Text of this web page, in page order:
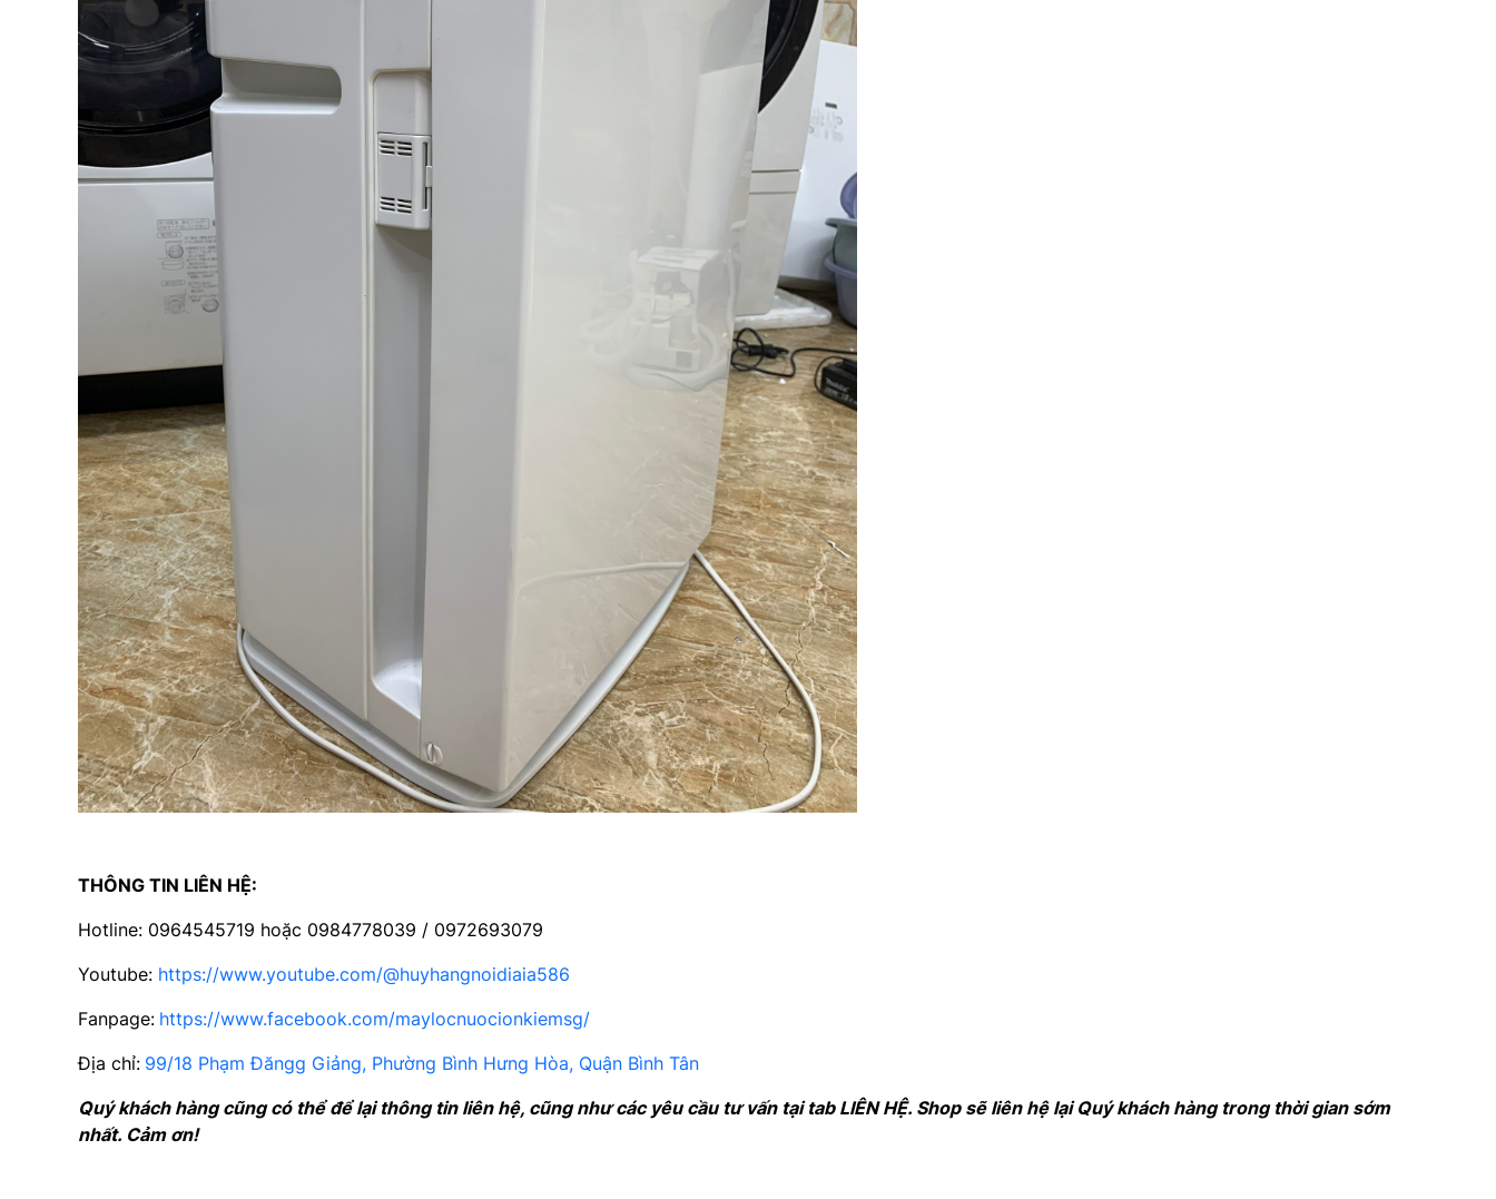
THÔNG TIN LIÊN HỆ:
Hotline: 0964545719 hoặc 0984778039 / 0972693079
Youtube: https://www.youtube.com/@huyhangnoidiaia586
Fanpage: https://www.facebook.com/maylocnuocionkiemsg/
Địa chỉ: 99/18 Phạm Đăngg Giảng, Phường Bình Hưng Hòa, Quận Bình Tân
Quý khách hàng cũng có thể để lại thông tin liên hệ, cũng như các yêu cầu tư vấn tại tab LIÊN HỆ. Shop sẽ liên hệ lại Quý khách hàng trong thời gian sớm
nhất. Cảm ơn!